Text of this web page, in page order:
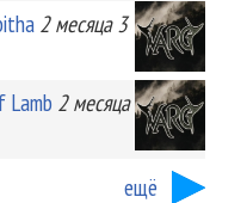
2 месяца 3
Lamb 2 месяца
ещё